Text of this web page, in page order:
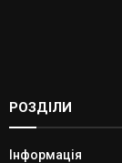
РОЗДІЛИ
Інформація